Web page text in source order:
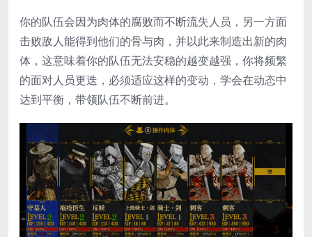
你的队伍会因为肉体的腐败而不断流失人员，另一方面
击败敌人能得到他们的骨与肉，并以此来制造出新的肉
体，这意味着你的队伍无法安稳的越变越强，你将频繁
的面对人员更迭，必须适应这样的变动，学会在动态中
达到平衡，带领队伍不断前进。